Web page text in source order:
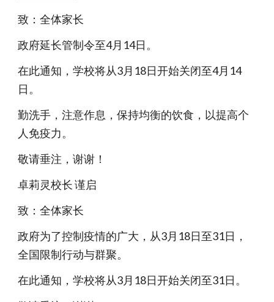
致：全体家长
政府延长管制令至4月14日。
在此通知，学校将从3月18日开始关闭至4月14
日。
勤洗手，注意作息，保持均衡的饮食，以提高个
人免疫力。
敬请垂注，谢谢！
卓莉灵校长 谨启
致：全体家长
政府为了控制疫情的广大，从3月18日至31日，
全国限制行动与群聚。
在此通知，学校将从3月18日开始关闭至31日。